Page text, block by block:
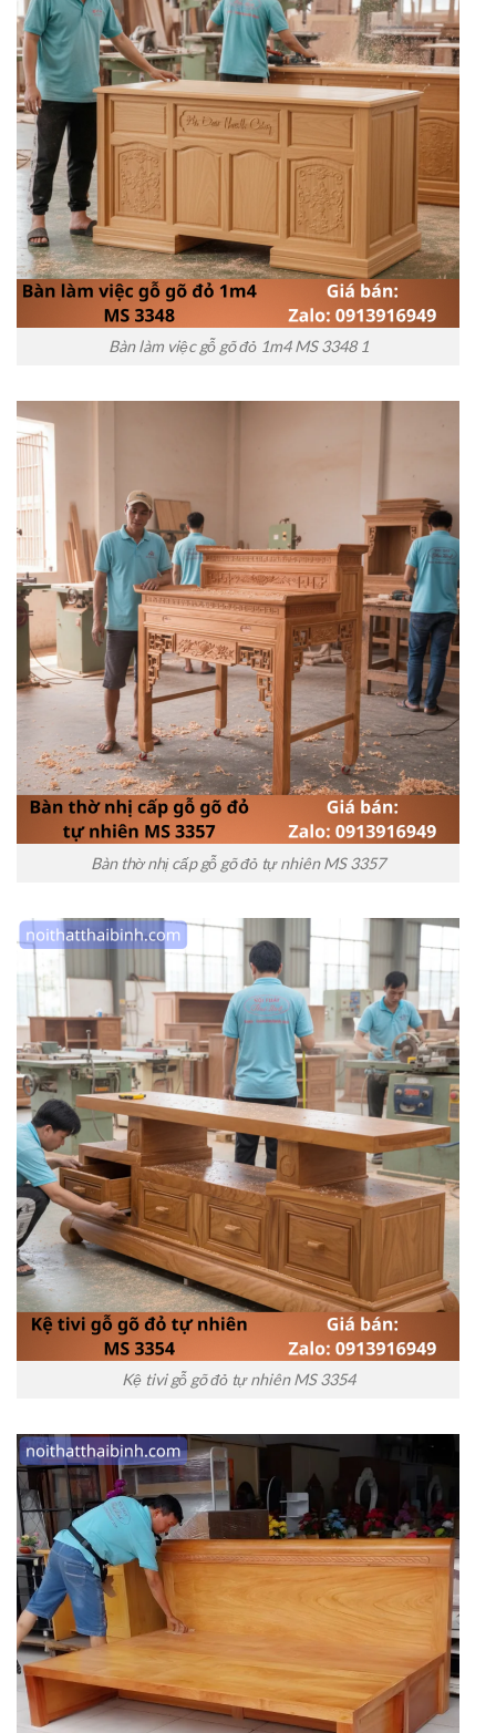
Bàn làm việc gỗ gõ đỏ 1m4 MS 3348 1
Bàn thờ nhị cấp gỗ gõ đỏ tự nhiên MS 3357
Kệ tivi gỗ gõ đỏ tự nhiên MS 3354